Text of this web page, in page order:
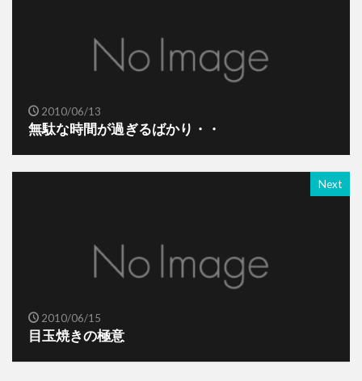
2010/06/13
無駄な時間が過ぎるばかり・・
Next
2010/06/15
目玉焼きの極意